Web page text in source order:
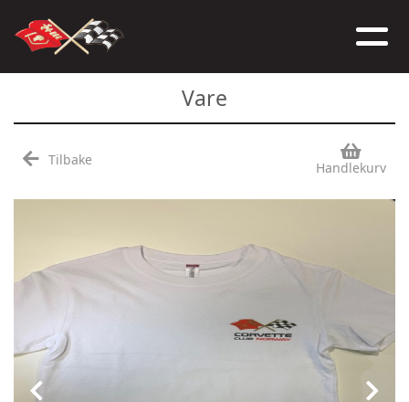
Vare
Tilbake Handlekurv